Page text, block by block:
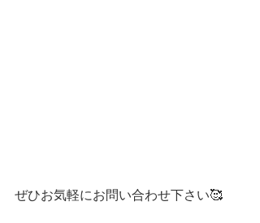
ぜひお気軽にお問い合わせ下さい🥰